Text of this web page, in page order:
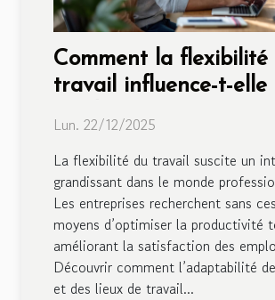
Comment la flexibilité
travail influence-t-elle
Lun. 22/12/2025
La flexibilité du travail suscite un
grandissant dans le monde
Les entreprises recherchent sans
moyens d’optimiser la productivité
améliorant la satisfaction des
Découvrir comment l’adaptabilité
et des lieux de travail...